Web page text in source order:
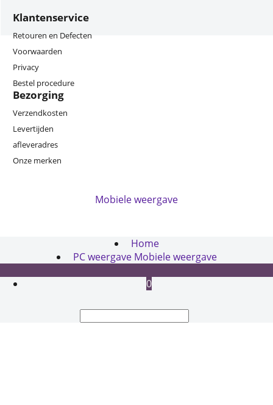
Klantenservice
Retouren en Defecten
Voorwaarden
Privacy
Bestel procedure
Bezorging
Verzendkosten
Levertijden
afleveradres
Onze merken
Mobiele weergave
Home
PC weergave Mobiele weergave
0